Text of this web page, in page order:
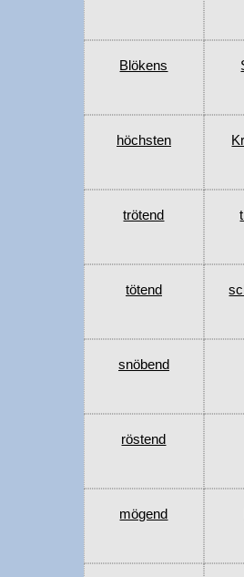
Blökens
höchsten
trötend
tötend
snöbend
röstend
mögend